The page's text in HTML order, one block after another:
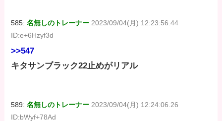
585:名無しのトレーナー 2023/09/04(月) 12:23:56.44
ID:e+6Hzyf3d
>>547
キタサンブラック22止めがリアル
589:名無しのトレーナー 2023/09/04(月) 12:24:06.26
ID:bWyf+78Ad